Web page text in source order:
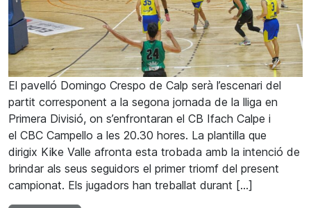
El pavelló Domingo Crespo de Calp serà l’escenari del
partit corresponent a la segona jornada de la lliga en
Primera Divisió, on s’enfrontaran el CB Ifach Calpe i
el CBC Campello a les 20.30 hores. La plantilla que
dirigix Kike Valle afronta esta trobada amb la intenció de
brindar als seus seguidors el primer triomf del present
campionat. Els jugadors han treballat durant […]